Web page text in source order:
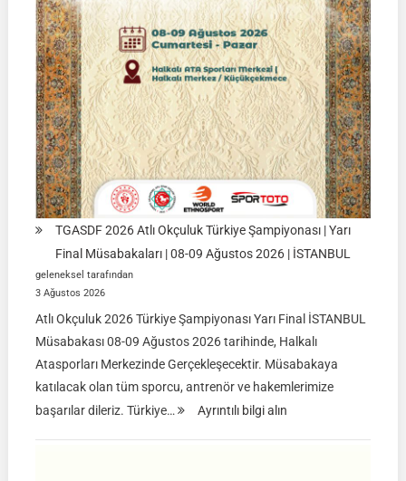
TGASDF 2026 Atlı Okçuluk Türkiye Şampiyonası | Yarı
Final Müsabakaları | 08-09 Ağustos 2026 | İSTANBUL
geleneksel tarafından
3 Ağustos 2026
Atlı Okçuluk 2026 Türkiye Şampiyonası Yarı Final İSTANBUL
Müsabakası 08-09 Ağustos 2026 tarihinde, Halkalı
Atasporları Merkezinde Gerçekleşecektir. Müsabakaya
katılacak olan tüm sporcu, antrenör ve hakemlerimize
başarılar dileriz. Türkiye…
Ayrıntılı bilgi alın: